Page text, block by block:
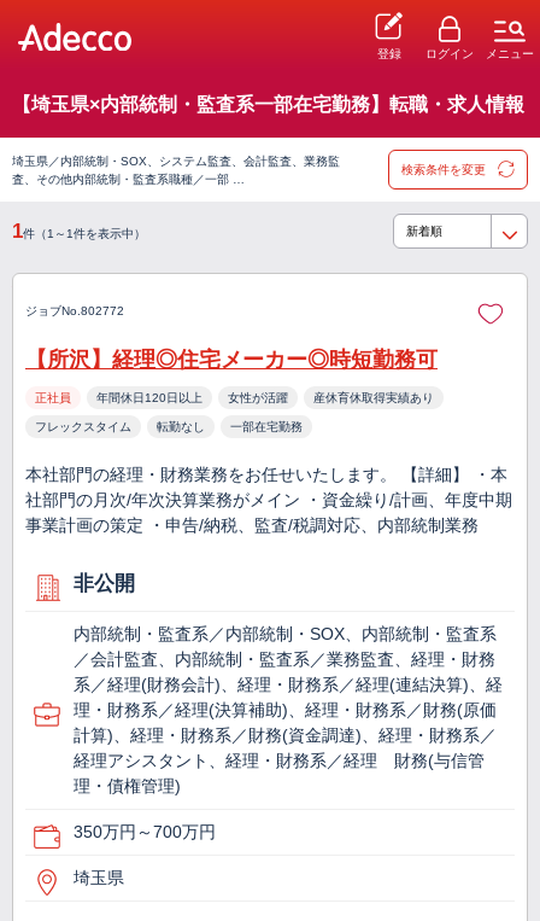
登録 ログイン メニュー
【埼玉県×内部統制・監査系一部在宅勤務】転職・求人情報
埼玉県／内部統制・SOX、システム監査、会計監査、業務監
査、その他内部統制・監査系職種／一部 …
検索条件を変更
1件（1～1件を表示中）
ジョブNo.802772
【所沢】経理◎住宅メーカー◎時短勤務可
正社員 年間休日120日以上 女性が活躍 産休育休取得実績あり
フレックスタイム 転勤なし 一部在宅勤務
本社部門の経理・財務業務をお任せいたします。 【詳細】 ・本
社部門の月次/年次決算業務がメイン ・資金繰り/計画、年度中期
事業計画の策定 ・申告/納税、監査/税調対応、内部統制業務
非公開
内部統制・監査系／内部統制・SOX、内部統制・監査系
／会計監査、内部統制・監査系／業務監査、経理・財務
系／経理(財務会計)、経理・財務系／経理(連結決算)、経
理・財務系／経理(決算補助)、経理・財務系／財務(原価
計算)、経理・財務系／財務(資金調達)、経理・財務系／
経理アシスタント、経理・財務系／経理 財務(与信管
理・債権管理)
350万円～700万円
埼玉県